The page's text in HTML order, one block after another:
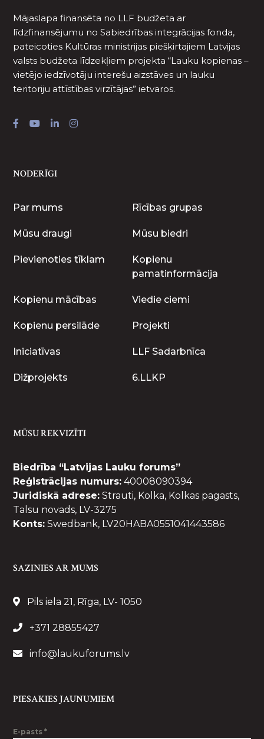
Mājaslapa finansēta no LLF budžeta ar
līdzfinansējumu no Sabiedrības integrācijas fonda,
pateicoties Kultūras ministrijas piešķirtajiem Latvijas
valsts budžeta līdzekļiem projekta “Lauku kopienas –
vietējo iedzīvotāju interešu aizstāves un lauku
teritoriju attīstības virzītājas” ietvaros.
NODERĪGI
Par mums Rīcības grupas
Mūsu draugi Mūsu biedri
Pievienoties tīklam
Kopienu
pamatinformācija
Kopienu mācības Viedie ciemi
Kopienu persilāde Projekti
Iniciatīvas LLF Sadarbnīca
Dižprojekts 6.LLKP
MŪSU REKVIZĪTI
Biedrība “Latvijas Lauku forums”
Reģistrācijas numurs: 40008090394
Juridiskā adrese: Strauti, Kolka, Kolkas pagasts,
Talsu novads, LV-3275
Konts: Swedbank, LV20HABA0551041443586
SAZINIES AR MUMS
Pils iela 21, Rīga, LV- 1050
+371 28855427
info@laukuforums.lv
PIESAKIES JAUNUMIEM
E-pasts*